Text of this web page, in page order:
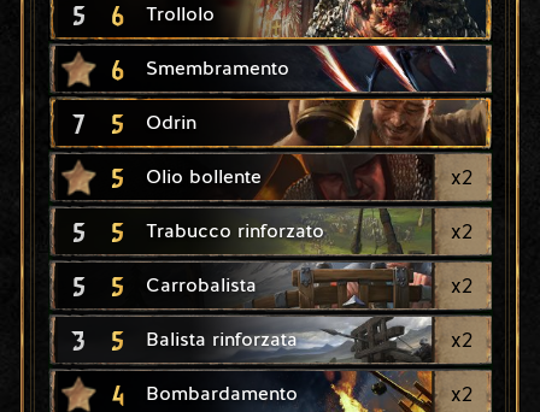
5 6 Trollolo
6 Smembramento
7 5 Odrin
5 Olio bollente x2
5 5 Trabucco rinforzato x2
5 5 Carrobalista x2
3 5 Balista rinforzata x2
4 Bombardamento x2